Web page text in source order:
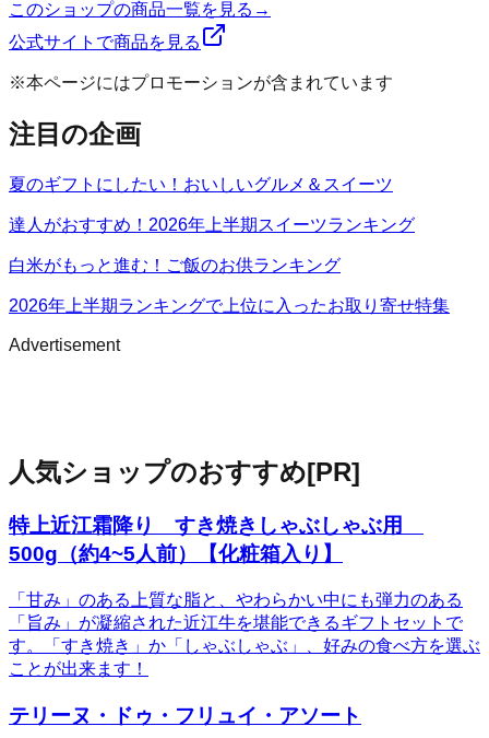
このショップの商品一覧を見る →
公式サイトで商品を見る
※本ページにはプロモーションが含まれています
注目の企画
夏のギフトにしたい！おいしいグルメ＆スイーツ
達人がおすすめ！2026年上半期スイーツランキング
白米がもっと進む！ご飯のお供ランキング
2026年上半期ランキングで上位に入ったお取り寄せ特集
Advertisement
人気ショップのおすすめ[PR]
特上近江霜降り すき焼きしゃぶしゃぶ用
500g（約4~5人前）【化粧箱入り】
「甘み」のある上質な脂と、やわらかい中にも弾力のある
「旨み」が凝縮された近江牛を堪能できるギフトセットで
す。「すき焼き」か「しゃぶしゃぶ」、好みの食べ方を選ぶ
ことが出来ます！
テリーヌ・ドゥ・フリュイ・アソート